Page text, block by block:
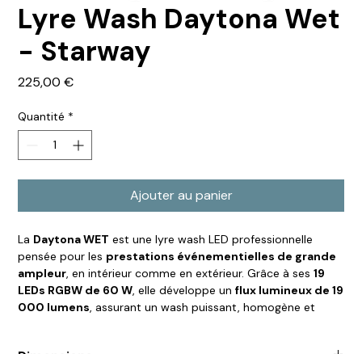
Lyre Wash Daytona Wet
- Starway
225,00 €Prix
Quantité *
Ajouter au panier
La Daytona WET est une lyre wash LED professionnelle
pensée pour les prestations événementielles de grande
ampleur, en intérieur comme en extérieur. Grâce à ses19
LEDs RGBW de 60 W, elle développe unflux lumineux de 19
000 lumens, assurant un wash puissant, homogène et